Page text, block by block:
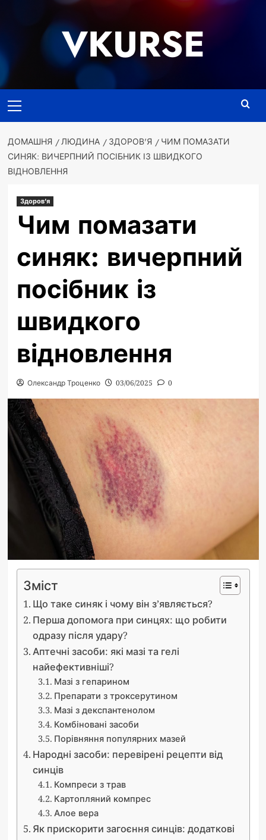
VKURSE
меню
ДОМАШНЯ ЛЮДИНА ЗДОРОВ'Я
ЧИМ ПОМАЗАТИ
СИНЯК: ВИЧЕРПНИЙ ПОСІБНИК ІЗ ШВИДКОГО
ВІДНОВЛЕННЯ
Здоров'я
Чим помазати
синяк: вичерпний
посібник із
швидкого
відновлення
Олександр Троценко 03/06/2025 0
Зміст
Що таке синяк і чому він з’являється?
Перша допомога при синцях: що робити
одразу після удару?
Аптечні засоби: які мазі та гелі
найефективніші?
Мазі з гепарином
Препарати з троксерутином
Мазі з декспантенолом
Комбіновані засоби
Порівняння популярних мазей
Народні засоби: перевірені рецепти від
синців
Компреси з трав
Картопляний компрес
Алое вера
Як прискорити загоєння синців: додаткові